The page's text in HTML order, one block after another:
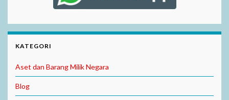
KATEGORI
Aset dan Barang Milik Negara
Blog